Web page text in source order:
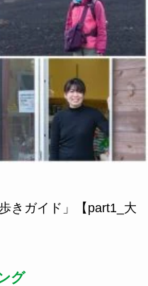
きガイド」【part1_大
グ